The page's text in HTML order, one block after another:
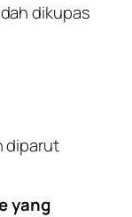
dikupas
diparut
yang